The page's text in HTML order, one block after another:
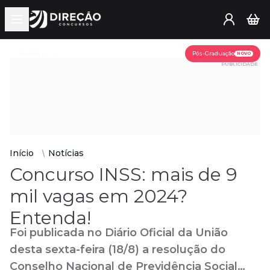
Open main menu
Pós-Graduação NOVO
PUBLICIDADE
Início Notícias
Concurso INSS: mais de 9
mil vagas em 2024?
Entenda!
Foi publicada no Diário Oficial da União
desta sexta-feira (18/8) a resolução do
Conselho Nacional de Previdência Social